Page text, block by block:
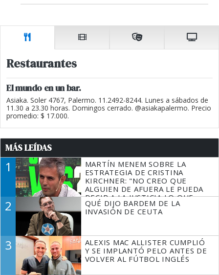
Restaurantes
El mundo en un bar.
Asiaka. Soler 4767, Palermo. 11.2492-8244. Lunes a sábados de
11.30 a 23.30 horas. Domingos cerrado. @asiakapalermo. Precio
promedio: $ 17.000.
MÁS LEÍDAS
1
MARTÍN MENEM SOBRE LA
ESTRATEGIA DE CRISTINA
KIRCHNER: "NO CREO QUE
ALGUIEN DE AFUERA LE PUEDA
DECIR A LA JUSTICIA LO QUE
TIENE QUE HACER"
2
QUÉ DIJO BARDEM DE LA
INVASIÓN DE CEUTA
3
ALEXIS MAC ALLISTER CUMPLIÓ
Y SE IMPLANTÓ PELO ANTES DE
VOLVER AL FÚTBOL INGLÉS